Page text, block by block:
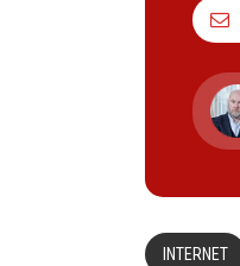
INTERNET